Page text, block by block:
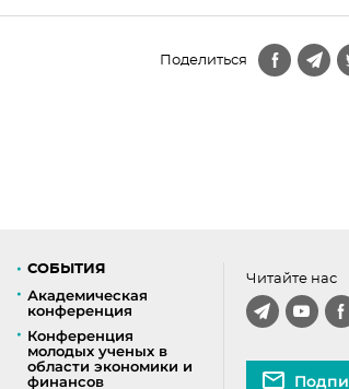
Поделиться
СОБЫТИЯ
Академическая
конференция
Конференция
молодых ученых в
области экономики и
финансов
Читайте нас